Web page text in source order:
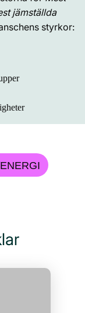
jämställda
styrkor: